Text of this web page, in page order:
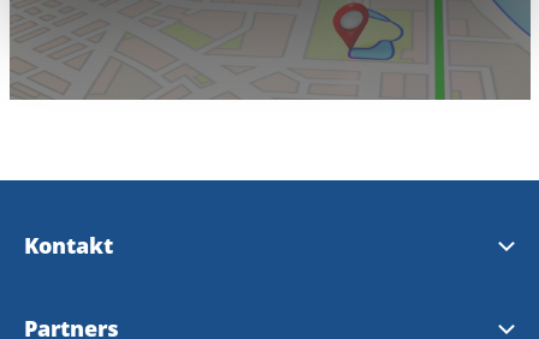
Kontakt
Besöksinformation
Partners